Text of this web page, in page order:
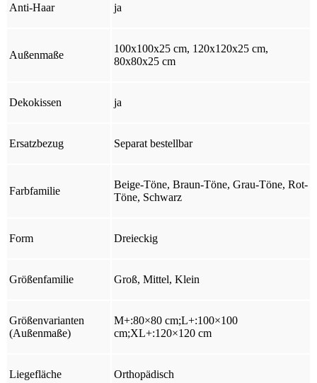
Anti-Haar ja
Außenmaße
100x100x25 cm, 120x120x25 cm,
80x80x25 cm
Dekokissen ja
Ersatzbezug Separat bestellbar
Farbfamilie
Beige-Töne, Braun-Töne, Grau-Töne, Rot-
Töne, Schwarz
Form Dreieckig
Größenfamilie Groß, Mittel, Klein
Größenvarianten
(Außenmaße)
M+:80×80 cm;L+:100×100
cm;XL+:120×120 cm
Liegefläche Orthopädisch